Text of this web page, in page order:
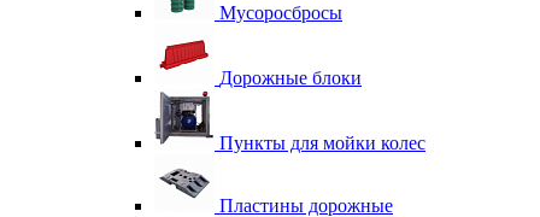
Мусоросбросы
Дорожные блоки
Пункты для мойки колес
Пластины дорожные